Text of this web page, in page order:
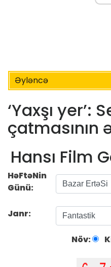
Əyləncə
‘Yaxşı yer’:
çatmasının
Hansı Film
HəFtəNin
Günü:
Janr:
Növ: